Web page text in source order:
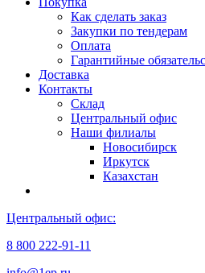
Как сделать заказ
Закупки по тендерам
Оплата
Гарантийные
Доставка
Контакты
Склад
Центральный офис
Наши филиалы
Новосибирск
Иркутск
Казахстан
Центральный офис:
8 800 222-91-11